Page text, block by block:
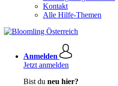
Kontakt
Alle Hilfe-Themen
Anmelden
Jetzt anmelden
Bist du neu hier?